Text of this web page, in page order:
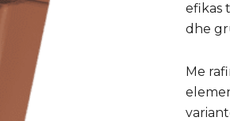
efikas
dhe
Me